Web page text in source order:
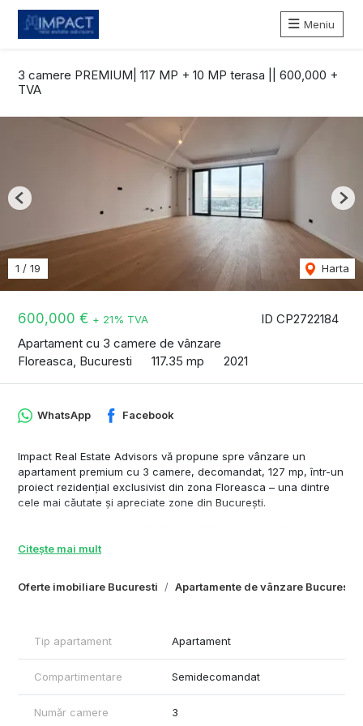
Meniu
3 camere PREMIUM| 117 MP + 10 MP terasa || 600,000 +
TVA
ID CP2722184
600,000 € + 21% TVA
Apartament cu 3 camere de vânzare
Floreasca, Bucuresti
117.35 mp 2021
1 / 19 Harta
Previous
Oferte imobiliare Bucuresti Apartamente de vânzare Bucuresti
WhatsApp Facebook
Impact Real Estate Advisors vă propune spre vânzare un
apartament premium cu 3 camere, decomandat, 127 mp, într-un
proiect rezidențial exclusivist din zona Floreasca – una dintre
cele mai căutate și apreciate zone din București.
***Locul de parcare poate fi achizionat separat la pretul de
și finisajelor de cea mai bună calitate.
Unul dintre punctele forte ale proprietății îl reprezintă vederea
o oază de verdeață chiar în mijlocul orașului.
Compartimentare:
Citește mai mult
Tip apartament Apartament
Compartimentare Semidecomandat
Număr camere 3